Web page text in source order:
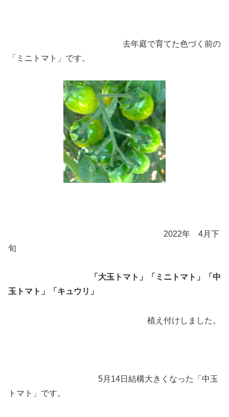
去年庭で育てた色づく前の
「ミニトマト」です。
2022年 4月下
旬
「大玉トマト」「ミニトマト」「中
玉トマト」「キュウリ」
植え付けしました。
5月14日結構大きくなった「中玉
トマト」です。